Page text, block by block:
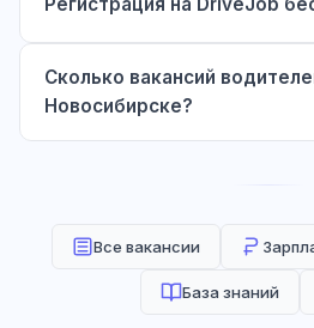
Сколько вакансий
Новосибирске?
Все вакансии
База знаний